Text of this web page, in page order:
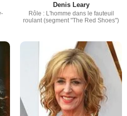
Denis Leary
Rôle : L'homme dans le fauteuil
roulant (segment "The Red Shoes")